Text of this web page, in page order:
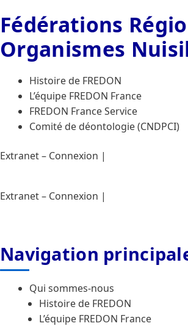
France Biodiversité, connaître et
La concertation Les
Mentions légalesMilieux aquatiques
Fédérations
Organismes
Histoire de FREDON
L’équipe FREDON France
FREDON France Service
Comité de déontologie (CNDPCI)
Extranet – Connexion |
Extranet – Connexion |
Navigation
Qui sommes-nous
Histoire de FREDON
L’équipe FREDON France